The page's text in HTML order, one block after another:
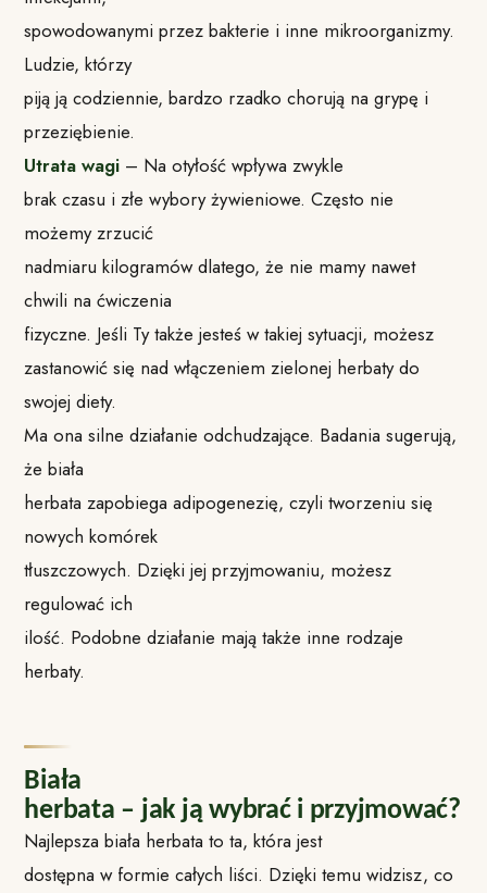
spowodowanymi przez bakterie i inne mikroorganizmy.
Ludzie, którzy
piją ją codziennie, bardzo rzadko chorują na grypę i
przeziębienie.
Utrata wagi – Na otyłość wpływa zwykle
brak czasu i złe wybory żywieniowe. Często nie
możemy zrzucić
nadmiaru kilogramów dlatego, że nie mamy nawet
chwili na ćwiczenia
fizyczne. Jeśli Ty także jesteś w takiej sytuacji, możesz
zastanowić się nad włączeniem zielonej herbaty do
swojej diety.
Ma ona silne działanie odchudzające. Badania sugerują,
że biała
herbata zapobiega adipogenezię, czyli tworzeniu się
nowych komórek
tłuszczowych. Dzięki jej przyjmowaniu, możesz
regulować ich
ilość. Podobne działanie mają także inne rodzaje
herbaty.
Biała
herbata – jak ją wybrać i przyjmować?
Najlepsza biała herbata to ta, która jest
dostępna w formie całych liści. Dzięki temu widzisz, co